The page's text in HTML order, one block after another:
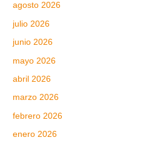
agosto 2026
julio 2026
junio 2026
mayo 2026
abril 2026
marzo 2026
febrero 2026
enero 2026